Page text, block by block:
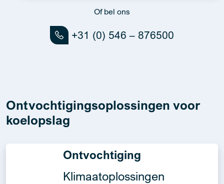
Of bel ons
+31 (0) 546 – 876500
Ontvochtigingsoplossingen voor
koelopslag
Ontvochtiging
Klimaatoplossingen